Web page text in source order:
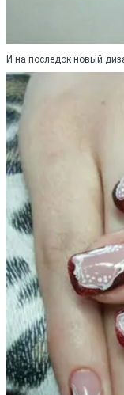
И на последок новый